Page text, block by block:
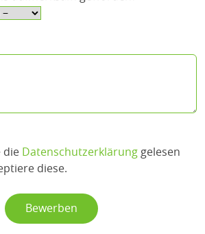
die Datenschutzerklärung gelesen
diese.